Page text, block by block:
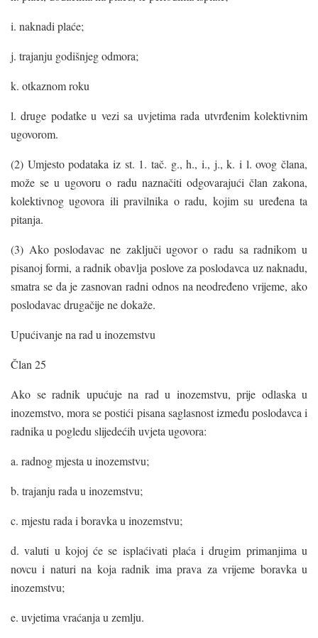
i. naknadi plaće;
j. trajanju godišnjeg odmora;
k. otkaznom roku
l. druge podatke u vezi sa uvjetima rada utvrđenim kolektivnim
ugovorom.
(2) Umjesto podataka iz st. 1. tač. g., h., i., j., k. i l. ovog člana,
može se u ugovoru o radu naznačiti odgovarajući član zakona,
kolektivnog ugovora ili pravilnika o radu, kojim su uređena ta
pitanja.
(3) Ako poslodavac ne zaključi ugovor o radu sa radnikom u
pisanoj formi, a radnik obavlja poslove za poslodavca uz naknadu,
smatra se da je zasnovan radni odnos na neodređeno vrijeme, ako
poslodavac drugačije ne dokaže.
Upućivanje na rad u inozemstvu
Član 25
Ako se radnik upućuje na rad u inozemstvu, prije odlaska u
inozemstvo, mora se postići pisana saglasnost između poslodavca i
radnika u pogledu slijedećih uvjeta ugovora:
a. radnog mjesta u inozemstvu;
b. trajanju rada u inozemstvu;
c. mjestu rada i boravka u inozemstvu;
d. valuti u kojoj će se isplaćivati plaća i drugim primanjima u
novcu i naturi na koja radnik ima prava za vrijeme boravka u
inozemstvu;
e. uvjetima vraćanja u zemlju.